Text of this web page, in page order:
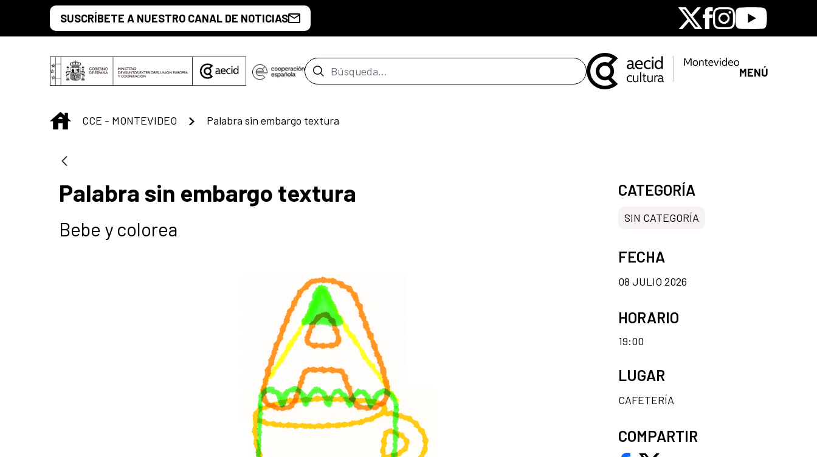
Saltar al contenido principal
SUSCRÍBETE A NUESTRO CANAL DE NOTICIAS X Facebook
Instagram
Youtube
Barra de búsqueda MENÚ
INICIO
CCE - MONTEVIDEO Palabra sin embargo textura
Palabra sin embargo textura
Bebe y colorea
CATEGORÍA
SIN CATEGORÍA
FECHA
08 JULIO 2026
HORARIO
19:00
LUGAR
CAFETERÍA
COMPARTIR